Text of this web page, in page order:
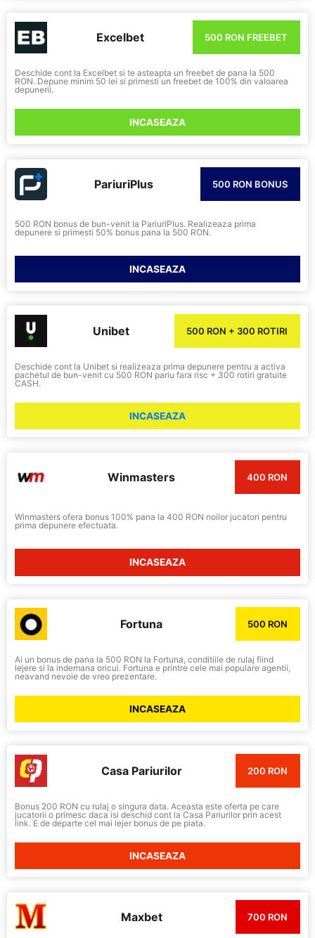
Excelbet 500 RON FREEBET
Deschide cont la Excelbet si te asteapta un freebet de pana la 500
RON. Depune minim 50 lei si primesti un freebet de 100% din valoarea
depunerii.
INCASEAZA
PariuriPlus 500 RON BONUS
500 RON bonus de bun-venit la PariuriPlus. Realizeaza prima
depunere si primesti 50% bonus pana la 500 RON.
INCASEAZA
Unibet 500 RON + 300 ROTIRI
Deschide cont la Unibet si realizeaza prima depunere pentru a activa
pachetul de bun-venit cu 500 RON pariu fara risc + 300 rotiri gratuite
CASH.
INCASEAZA
Winmasters 400 RON
Winmasters ofera bonus 100% pana la 400 RON noilor jucatori pentru
prima depunere efectuata.
INCASEAZA
Fortuna 500 RON
Ai un bonus de pana la 500 RON la Fortuna, conditiile de rulaj fiind
lejere si la indemana oricui. Fortuna e printre cele mai populare agentii,
neavand nevoie de vreo prezentare.
INCASEAZA
Casa Pariurilor 200 RON
Bonus 200 RON cu rulaj o singura data. Aceasta este oferta pe care
jucatorii o primesc daca isi deschid cont la Casa Pariurilor prin acest
link. E de departe cel mai lejer bonus de pe piata.
INCASEAZA
Maxbet 700 RON